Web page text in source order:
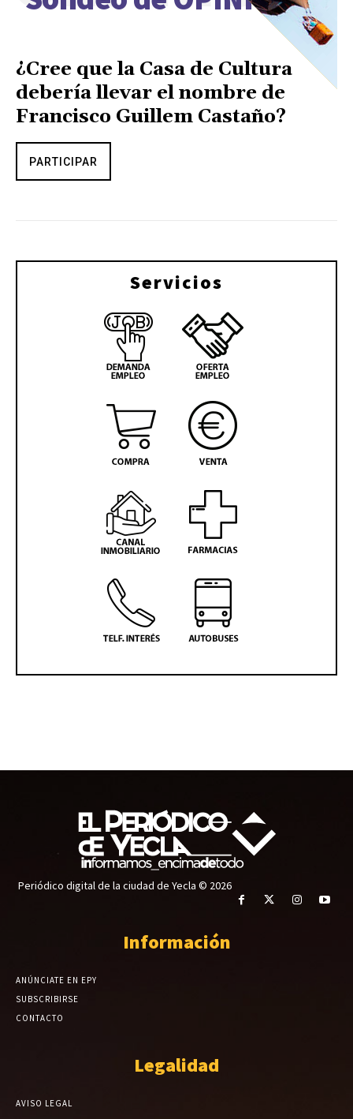
¿Cree que la Casa de Cultura
debería llevar el nombre de
Francisco Guillem Castaño?
PARTICIPAR
Servicios
Periódico digital de la ciudad de Yecla © 2026
Información
ANÚNCIATE EN EPY
SUBSCRIBIRSE
CONTACTO
Legalidad
AVISO LEGAL